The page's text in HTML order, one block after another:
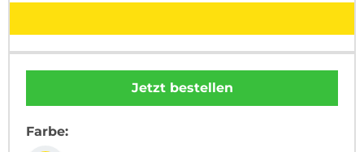
Jetzt bestellen
Farbe: